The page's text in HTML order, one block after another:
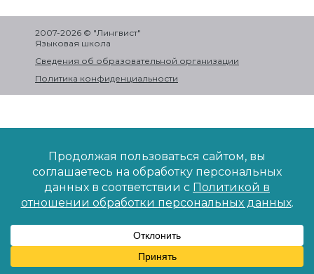
2007-2026 © "Лингвист"
Языковая школа
Сведения об образовательной организации
Политика конфиденциальности